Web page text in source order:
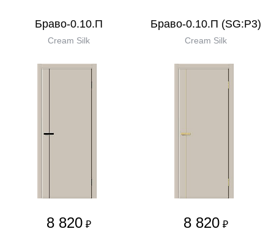
Браво-0.10.П
Cream Silk
8 820 ₽
Браво-0.10.П (SG:P3)
Cream Silk
8 820 ₽